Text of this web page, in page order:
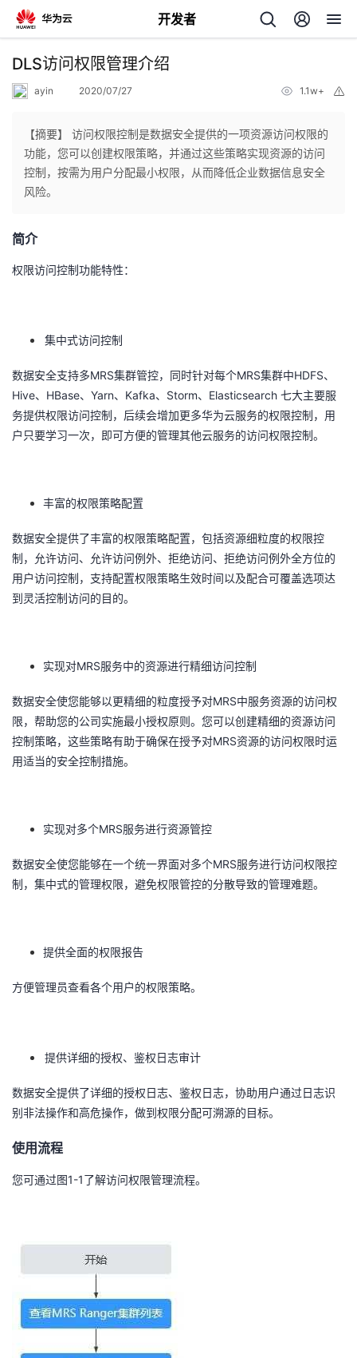
开发者
返
个
人
主
我
的
发
者
我
博
客
的
论
坛
我
的
圈
我
的
我
动关
注
的
开
堂
验
收
我
的
我
的
我
议
DLS访问权限管理介绍
ayin 2020/07/27 1.1w+
【摘要】 访问权限控制是数据安全提供的一项资源访问权限的
功能，您可以创建权限策略，并通过这些策略实现资源的访问
控制，按需为用户分配最小权限，从而降低企业数据信息安全
风险。
简介
权限访问控制功能特性：
集中式访问控制
数据安全支持多MRS集群管控，同时针对每个MRS集群中HDFS、
Hive、 HBase、 Yarn、 Kafka、 Storm、 Elasticsearch 七大主要服
务提供权限访问控制，后续会增加更多华为云服务的权限控制，用
户只要学习一次，即可方便的管理其他云服务的访问权限控制。
丰富的权限策略配置
数据安全提供了丰富的权限策略配置，包括资源细粒度的权限控
制，允许访问、允许访问例外、拒绝访问、拒绝访问例外全方位的
用户访问控制，支持配置权限策略生效时间以及配合可覆盖选项达
到灵活控制访问的目的。
实现对MRS服务中的资源进行精细访问控制
数据安全使您能够以更精细的粒度授予对MRS中服务资源的访问权
限，帮助您的公司实施最小授权原则。您可以创建精细的资源访问
控制策略，这些策略有助于确保在授予对MRS资源的访问权限时运
用适当的安全控制措施。
实现对多个MRS服务进行资源管控
数据安全使您能够在一个统一界面对多个MRS服务进行访问权限控
制，集中式的管理权限，避免权限管控的分散导致的管理难题。
提供全面的权限报告
方便管理员查看各个用户的权限策略。
提供详细的授权、鉴权日志审计
数据安全提供了详细的授权日志、鉴权日志，协助用户通过日志识
别非法操作和高危操作，做到权限分配可溯源的目标。
使用流程
您可通过 图1-1 了解访问权限管理流程。